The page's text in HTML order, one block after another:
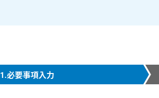
1.必要事項入力